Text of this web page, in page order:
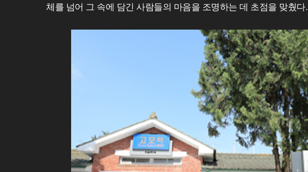
체를 넘어 그 속에 담긴 사람들의 마음을 조명하는 데 초점을 맞췄다.